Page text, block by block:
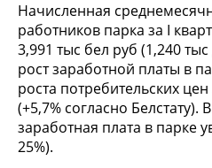
Начисленная
работников парка за I
3,991 тыс бел руб (1,240
рост заработной платы в
роста потребительских
(+5,7% согласно Белстату).
заработная плата в парке
25%).